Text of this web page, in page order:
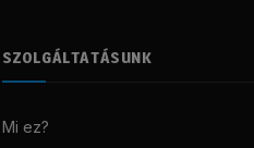
SZOLGÁLTATÁSUNK
Mi ez?